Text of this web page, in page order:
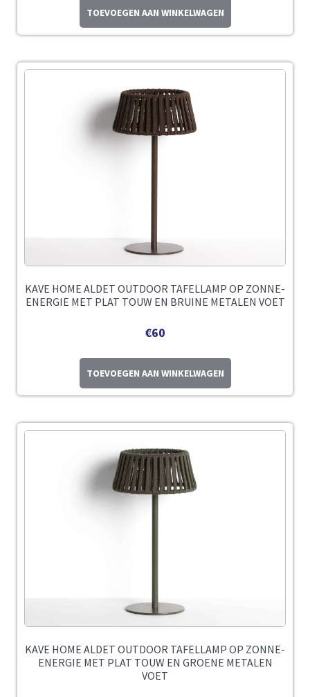
TOEVOEGEN AAN WINKELWAGEN
KAVE HOME ALDET OUTDOOR TAFELLAMP OP ZONNE-
ENERGIE MET PLAT TOUW EN BRUINE METALEN VOET
€60
TOEVOEGEN AAN WINKELWAGEN
KAVE HOME ALDET OUTDOOR TAFELLAMP OP ZONNE-
ENERGIE MET PLAT TOUW EN GROENE METALEN
VOET